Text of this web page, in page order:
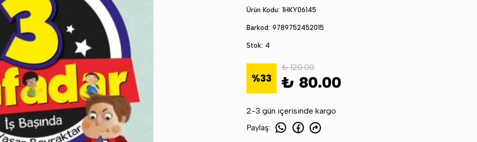
Ürün Kodu: 1HKY06145
Barkod: 9789752452015
Stok: 4
%33
₺ 120.00
₺ 80.00
2-3 gün içerisinde kargo
Paylaş: